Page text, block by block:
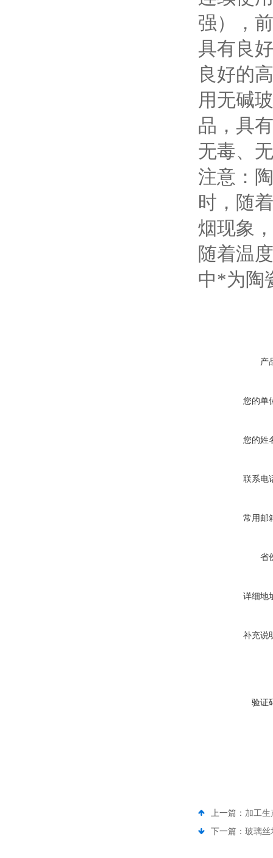
强），
具有良
良好的
用无碱
品，具
无毒、
注意：
时，随
烟现象
随着温
中*为陶
产
您的单
您的姓
联系电
常用邮
省
详细地
补充说
验证
上一篇： 加工生
下一篇： 玻璃丝